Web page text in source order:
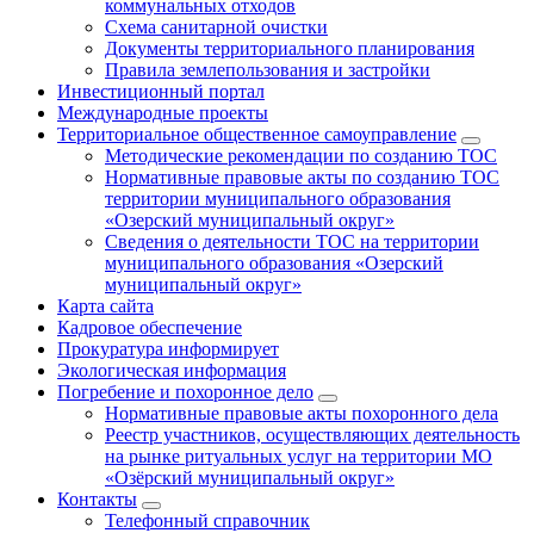
коммунальных отходов
Схема санитарной очистки
Документы территориального планирования
Правила землепользования и застройки
Инвестиционный портал
Международные проекты
Территориальное общественное самоуправление
Методические рекомендации по созданию ТОС
Нормативные правовые акты по созданию ТОС
территории муниципального образования
«Озерский муниципальный округ»
Сведения о деятельности ТОС на территории
муниципального образования «Озерский
муниципальный округ»
Карта сайта
Кадровое обеспечение
Прокуратура информирует
Экологическая информация
Погребение и похоронное дело
Нормативные правовые акты похоронного дела
Реестр участников, осуществляющих деятельность
на рынке ритуальных услуг на территории МО
«Озёрский муниципальный округ»
Контакты
Телефонный справочник